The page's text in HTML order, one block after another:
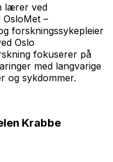
lærer ved
–
forskningssykepleier
Oslo
fokuserer på
med langvarige
og sykdommer.
Krabbe